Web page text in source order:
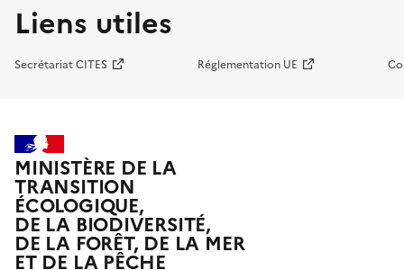
Liens utiles
Secrétariat CITES Réglementation UE
MINISTÈRE DE LA
TRANSITION
ÉCOLOGIQUE,
DE LA BIODIVERSITÉ,
DE LA FORÊT, DE LA MER
ET DE LA PÊCHE